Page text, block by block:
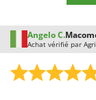
Zodiac
Zomax
Angelo C.
Achat vérifié par